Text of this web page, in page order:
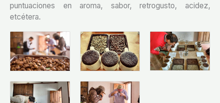
puntuaciones en aroma, sabor, retrogusto, acidez,
etcétera.